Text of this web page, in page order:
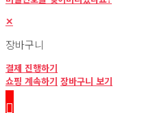
✕
장바구니
결제 진행하기
쇼핑 계속하기 장바구니 보기